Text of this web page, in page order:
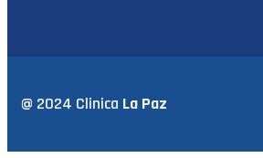
@ 2024 Clinica La Paz